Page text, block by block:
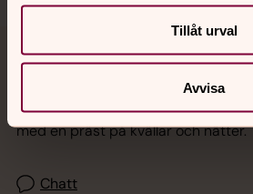
Tillåt urval
Avvisa
Jourhavande präst
Akut samtals- och krisstöd. Prata
med en präst på kvällar och nätter.
Chatt